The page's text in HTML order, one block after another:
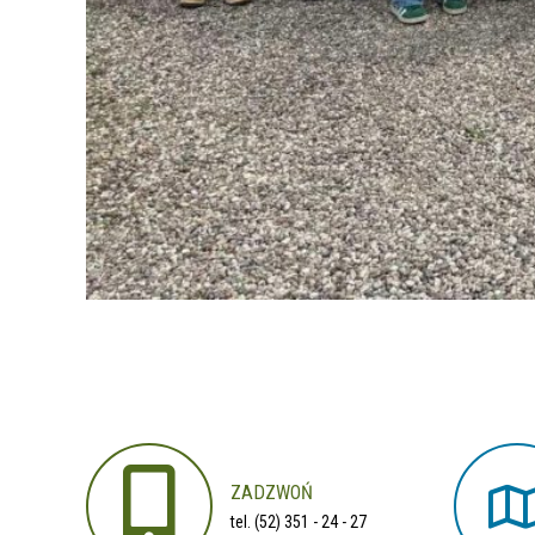
ZADZWOŃ
tel. (52) 351 - 24 - 27